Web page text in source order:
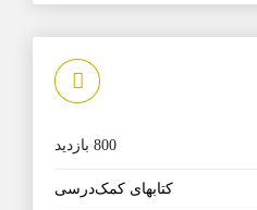
800 بازدید
کتابهای کمک‌درسی